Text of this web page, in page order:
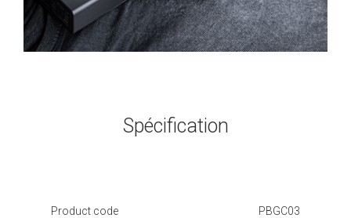
Spécification
Product code PBGC03